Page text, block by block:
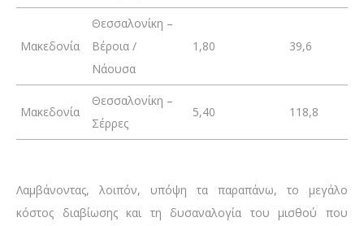
Μακεδονία
Θεσσαλονίκη –
Βέροια /
Νάουσα
1,80 39,6
Μακεδονία
Θεσσαλονίκη –
Σέρρες
5,40 118,8
Λαμβάνοντας, λοιπόν, υπόψη τα παραπάνω, το μεγάλο
κόστος διαβίωσης και τη δυσαναλογία του μισθού που